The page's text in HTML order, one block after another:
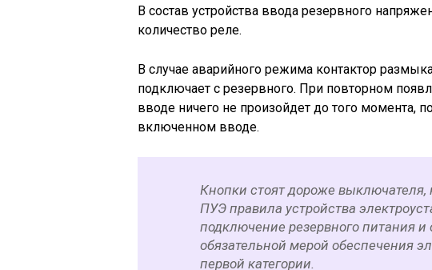
В состав устройства ввода резервного
количество реле.
В случае аварийного режима контактор
подключает с резервного. При повторном
вводе ничего не произойдет до того момента,
включенном вводе.
Кнопки стоят дороже выключателя,
ПУЭ правила устройства
подключение резервного питания
обязательной мерой обеспечения
первой категории.